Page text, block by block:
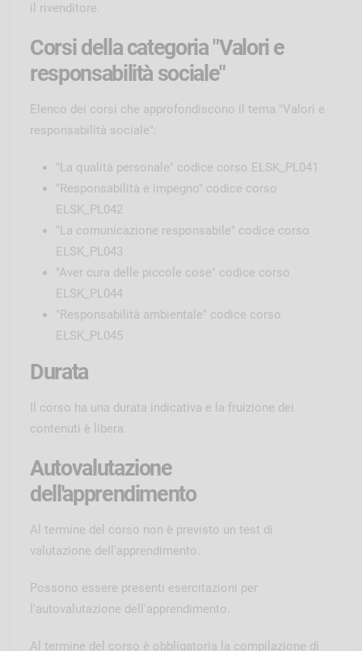
il rivenditore.
Corsi della categoria "Valori e
responsabilità sociale"
Elenco dei corsi che approfondiscono il tema "Valori e
responsabilità sociale":
"La qualità personale" codice corso ELSK_PL041
"Responsabilità e impegno" codice corso
ELSK_PL042
"La comunicazione responsabile" codice corso
ELSK_PL043
"Aver cura delle piccole cose" codice corso
ELSK_PL044
"Responsabilità ambientale" codice corso
ELSK_PL045
Durata
Il corso ha una durata indicativa e la fruizione dei
contenuti è libera.
Autovalutazione
dell'apprendimento
Al termine del corso non è previsto un test di
valutazione dell'apprendimento.
Possono essere presenti esercitazioni per
l'autovalutazione dell'apprendimento.
Al termine del corso è obbligatoria la compilazione di